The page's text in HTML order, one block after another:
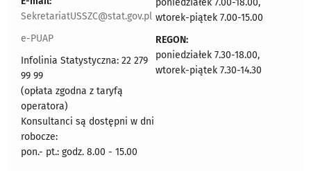
SekretariatUSSZC@stat.gov.pl
e-PUAP
Infolinia Statystyczna: 22 279
99 99
(opłata zgodna z taryfą
operatora)
Konsultanci są dostępni w dni
robocze:
pon.- pt.: godz. 8.00 - 15.00
wtorek-piątek 7.00-15.00
REGON:
poniedziałek 7.30-18.00,
wtorek-piątek 7.30-14.30